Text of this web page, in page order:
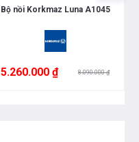
Bộ nồi Korkmaz Luna A1045
5.260.000 ₫ 8.090.000 ₫